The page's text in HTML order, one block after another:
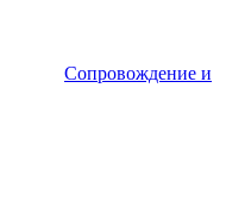
Сопровождение и